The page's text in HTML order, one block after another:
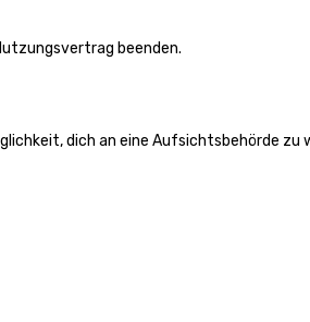
beenden.
dich an eine Aufsichtsbehörde zu